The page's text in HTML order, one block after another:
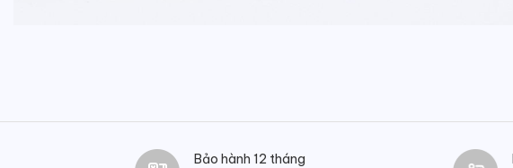
Bảo hành 12 tháng